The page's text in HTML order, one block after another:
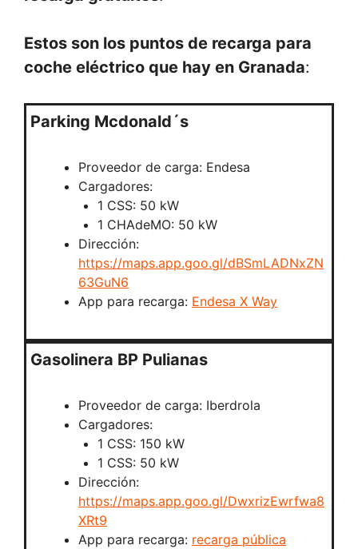
Estos son los puntos de recarga para
coche eléctrico que hay en Granada:
Parking Mcdonald´s
Proveedor de carga: Endesa
Cargadores:
1 CSS: 50 kW
1 CHAdeMO: 50 kW
Dirección:
https://maps.app.goo.gl/dBSmLADNxZN
63GuN6
App para recarga: Endesa X Way
Gasolinera BP Pulianas
Proveedor de carga: Iberdrola
Cargadores:
1 CSS: 150 kW
1 CSS: 50 kW
Dirección:
https://maps.app.goo.gl/DwxrizEwrfwa8
XRt9
App para recarga: recarga pública